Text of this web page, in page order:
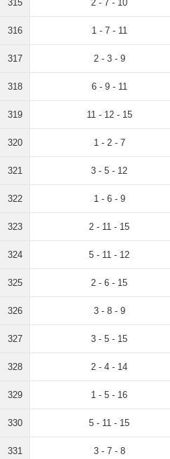
315 2 - 7 - 10
316 1 - 7 - 11
317 2 - 3 - 9
318 6 - 9 - 11
319 11 - 12 - 15
320 1 - 2 - 7
321 3 - 5 - 12
322 1 - 6 - 9
323 2 - 11 - 15
324 5 - 11 - 12
325 2 - 6 - 15
326 3 - 8 - 9
327 3 - 5 - 15
328 2 - 4 - 14
329 1 - 5 - 16
330 5 - 11 - 15
331 3 - 7 - 8